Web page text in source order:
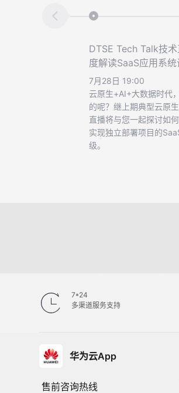
DTSE Tech Talk技
度解读SaaS应用系
7月28日 19:00
云原生+AI+大数据时代
的呢？继上期典型云原
直播将与您一起探讨如
实现独立部署项目的
级。
7*24
多渠道服务支持
华为云App
售前咨询热线